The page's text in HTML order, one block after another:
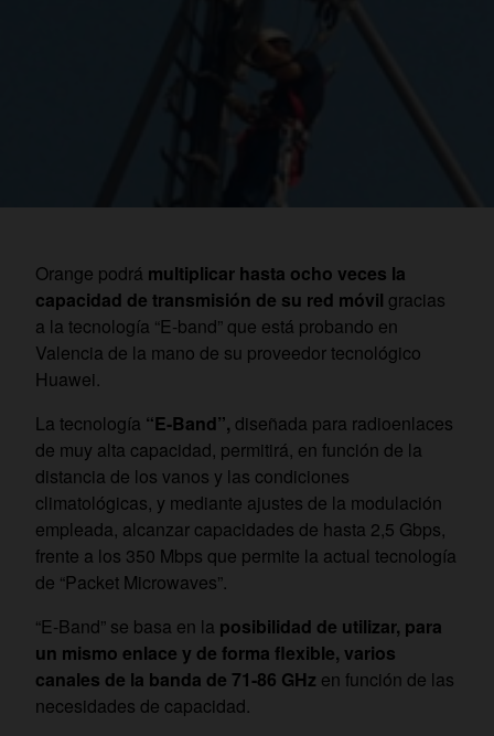
Orange podrá multiplicar hasta ocho veces la
capacidad de transmisión de su red móvil gracias
a la tecnología “E-band” que está probando en
Valencia de la mano de su proveedor tecnológico
Huawei.
La tecnología “E-Band”, diseñada para radioenlaces
de muy alta capacidad, permitirá, en función de la
distancia de los vanos y las condiciones
climatológicas, y mediante ajustes de la modulación
empleada, alcanzar capacidades de hasta 2,5 Gbps,
frente a los 350 Mbps que permite la actual tecnología
de “Packet Microwaves”.
“E-Band” se basa en la posibilidad de utilizar, para
un mismo enlace y de forma flexible, varios
canales de la banda de 71-86 GHz en función de las
necesidades de capacidad.